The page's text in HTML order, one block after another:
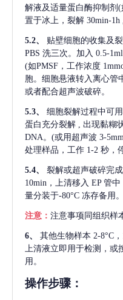
解液及适量蛋白酶抑制剂(
置于冰上，裂解 30min-1h
5.2、
贴壁细胞的收集及
PBS 洗三次。加入 0.5-
(如PMSF，工作浓度
胞。细胞悬液转入离心管
或者配合超声波破碎。
5.3、
细胞裂解过程中可
蛋白充分裂解
, 出现黏糊
DNA。(或用超声波 3-
处理样品，工作 1-2 秒，
5.4、 裂解或超声破碎完成
10min，上清移入 EP 管
量分装于-80°C 冻存备用。
注意： 注意事项同组织样
6、 其他生物样本 2-8°C
上清液立即用于检测，或
用。
操作步骤：